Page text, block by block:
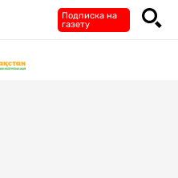
Подписка на
газету